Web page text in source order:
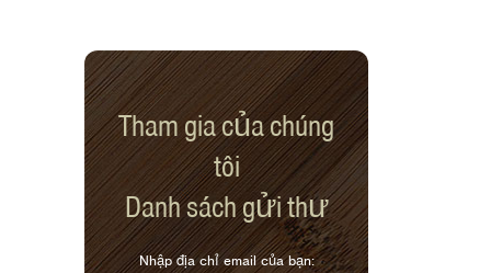
Tham gia của chúng
tôi
Danh sách gửi thư
Nhập địa chỉ email của bạn: